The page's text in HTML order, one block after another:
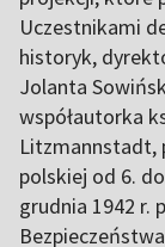
Uczestnikami
historyk,
Jolanta
współautorka
Litzmannstadt,
polskiej od 6.
grudnia 1942 r.